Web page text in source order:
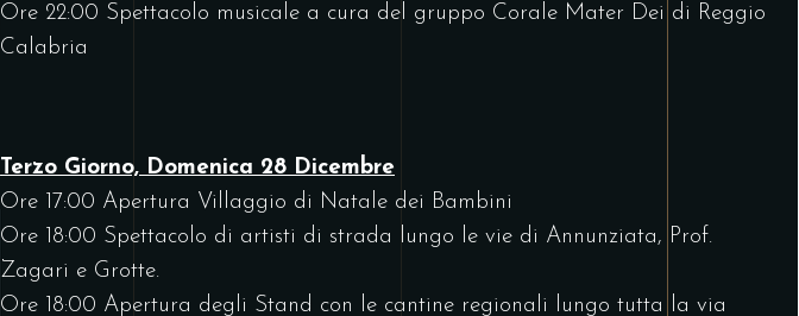
Ore 22:00 Spettacolo musicale a cura del gruppo Corale Mater Dei di Reggio
Calabria
Terzo Giorno, Domenica 28 Dicembre
Ore 17:00 Apertura Villaggio di Natale dei Bambini
Ore 18:00 Spettacolo di artisti di strada lungo le vie di Annunziata, Prof.
Zagari e Grotte.
Ore 18:00 Apertura degli Stand con le cantine regionali lungo tutta la via